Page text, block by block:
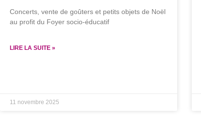
Concerts, vente de goûters et petits objets de Noël
au profit du Foyer socio-éducatif
LIRE LA SUITE »
11 novembre 2025